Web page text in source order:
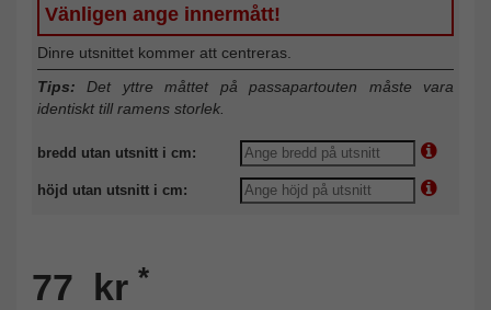
Vänligen ange innermått!
Dinre utsnittet kommer att centreras.
Tips: Det yttre måttet på passapartouten måste vara
identiskt till ramens storlek.
bredd utan utsnitt i cm:
höjd utan utsnitt i cm:
77 kr *